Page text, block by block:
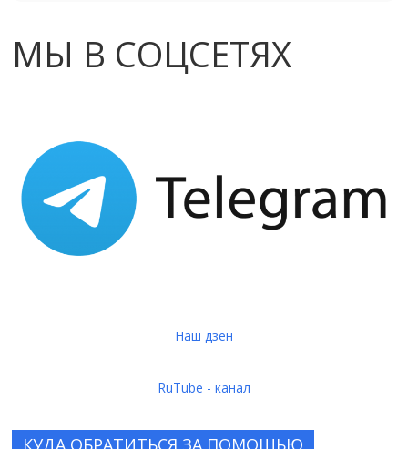
МЫ В СОЦСЕТЯХ
Наш дзен
RuTube - канал